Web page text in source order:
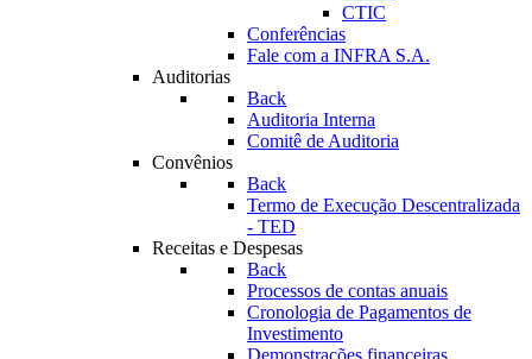
CTIC
Conferências
Fale com a INFRA S.A.
Auditorias
Back
Auditoria Interna
Comitê de Auditoria
Convênios
Back
Termo de Execução Descentralizada
- TED
Receitas e Despesas
Back
Processos de contas anuais
Cronologia de Pagamentos de
Investimento
Demonstrações financeiras